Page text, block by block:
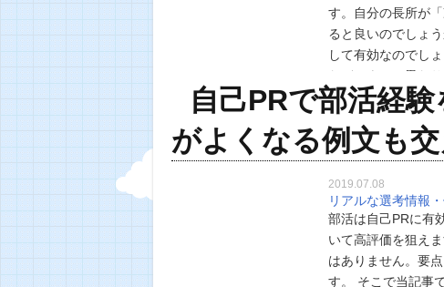
す。自分の長所が
ると良いのでしょ
して有効なのでし
などによって異な
面したときに心強
自己PRで部活経
がよくなる例文も
2019.07.08
リアルな選考情報
部活は自己PRに有
いて高評価を狙え
はありません。要
す。 そこで当記事